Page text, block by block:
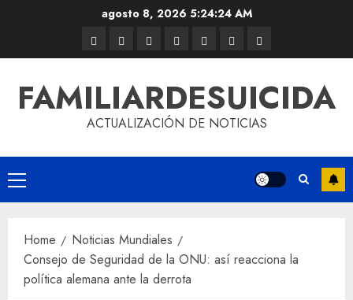
agosto 8, 2026 5:24:24 AM
FAMILIARDESUICIDA
ACTUALIZACIÓN DE NOTICIAS
Home
Noticias Mundiales
Consejo de Seguridad de la ONU: así reacciona la
política alemana ante la derrota